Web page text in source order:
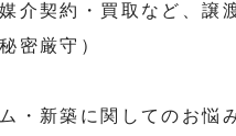
介契約・買取など、譲
密厳守）
・新築に関してのお悩